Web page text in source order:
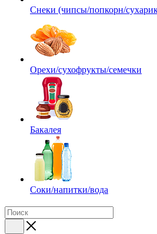
Снеки (чипсы/попкорн/
Орехи/сухофрукты/семечки
Бакалея
Соки/напитки/вода